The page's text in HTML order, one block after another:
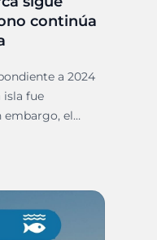
continúa
a 2024
isla fue
embargo, el